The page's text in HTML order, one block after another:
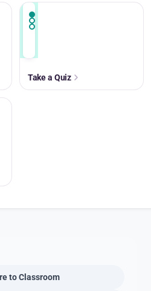
Take a Quiz
to Classroom